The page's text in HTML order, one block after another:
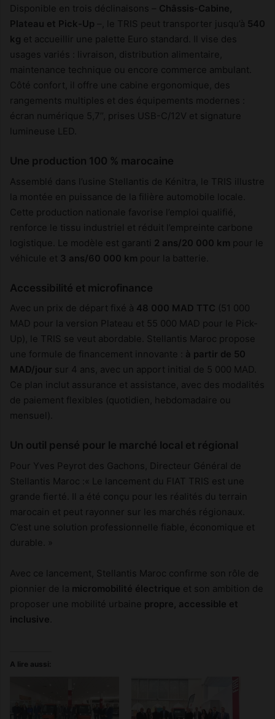
Disponible en trois déclinaisons – Châssis-Cabine,
Plateau et Pick-Up –, le TRIS peut transporter jusqu’à 540
kg et accueillir une palette Euro standard. Il vise des
usages variés : livraison, distribution alimentaire,
maintenance technique ou encore commerce ambulant.
Côté confort, il offre une cabine ergonomique, des
rangements multiples et des équipements modernes :
écran numérique 5,7’’, prises USB-C/12V et signature
lumineuse LED.
Une production 100 % marocaine
Assemblé dans l’usine Stellantis de Kénitra, le TRIS illustre
la montée en puissance de la filière automobile locale.
Cette production nationale favorise l’emploi qualifié,
renforce le tissu industriel et réduit l’empreinte carbone
logistique. Le modèle est garanti 2 ans/20 000 km pour le
véhicule et 3 ans/60 000 km pour la batterie.
Accessibilité et microfinance
Avec un prix de départ fixé à 48 000 MAD TTC (51 000
MAD pour la version Plateau et 55 000 MAD pour le Pick-
Up), le TRIS se veut abordable. Stellantis Maroc propose
une formule de financement innovante : à partir de 50
MAD/jour sur 4 ans, avec un apport initial de 5 000 MAD.
Ce plan inclut assurance et assistance, avec des modalités
de paiement flexibles (quotidien, hebdomadaire ou
mensuel).
Un outil pensé pour le marché local et régional
Pour Yves Peyrot des Gachons, Directeur Général de
Stellantis Maroc :« Le lancement du FIAT TRIS est une
grande fierté. Il a été conçu pour les réalités du terrain
marocain et peut rayonner sur les marchés régionaux.
C’est une solution professionnelle fiable, économique et
durable. »
Avec ce lancement, Stellantis Maroc confirme son rôle de
pionnier de la micromobilité électrique et son ambition de
proposer une mobilité urbaine propre, accessible et
inclusive
A lire aussi: